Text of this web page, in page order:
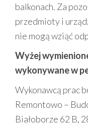
balkonach. Za
przedmioty i
nie mogą wziąć
Wyżej
wykonywane w
Wykonawcą prac
Remontowo –
Białoborze 62 B,